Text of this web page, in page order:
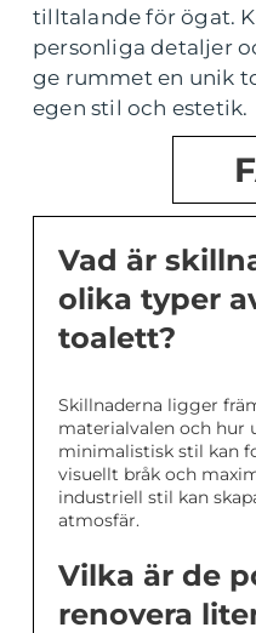
tilltalande för ögat.
personliga detaljer
ge rummet en unik
egen stil och estetik.
Vad är
olika typer
toalett?
Skillnaderna ligger
materialvalen och hur
minimalistisk stil kan
visuellt bråk och
industriell stil kan
atmosfär.
Vilka är de
renovera